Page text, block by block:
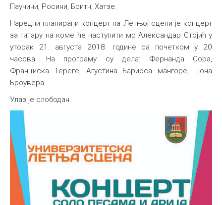
Паучини, Росини, Бритн, Хатзе.
Наредни планирани концерт на Летњој сцени је концерт
за гитару на коме ће наступити мр Александар Стојић у
уторак 21. августа 2018. године са почетком у 20
часова. На програму су дела: Фернанда Сора,
Франциска Тереге, Агустина Бариоса мангоре, Џона
Броувера.
Улаз је слободан.